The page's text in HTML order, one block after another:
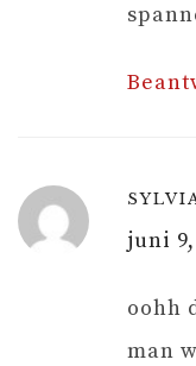
juni 9,
oohh
man